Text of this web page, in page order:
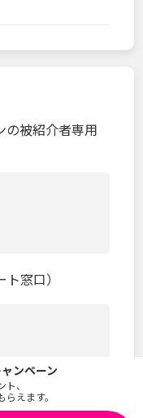
の被紹介者専用
窓口）
ンペーン
、
えます。